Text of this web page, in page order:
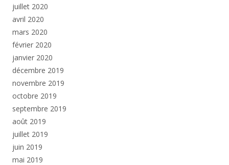
juillet 2020
avril 2020
mars 2020
février 2020
janvier 2020
décembre 2019
novembre 2019
octobre 2019
septembre 2019
août 2019
juillet 2019
juin 2019
mai 2019